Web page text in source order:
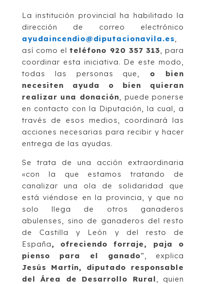
La institución provincial ha habilitado la
dirección de correo electrónico
ayudaincendio@diputacionavila.es
así como elteléfono 920 357 313 , para
coordinar esta iniciativa. De este modo,
todas las personas que,
o bien
necesiten ayuda o bien quieran
realizar una donación , puede ponerse
en contacto con la Diputación, la cual, a
través de esos medios, coordinará las
acciones necesarias para recibir y hacer
entrega de las ayudas.
Se trata de una acción extraordinaria
«con la que estamos tratando de
canalizar una ola de solidaridad que
está viéndose en la provincia, y que no
solo llega de otros ganaderos
abulenses, sino de ganaderos del resto
de Castilla y León y del resto de
España, ofreciendo forraje, paja o
pienso para el ganado”, explica
Jesús Martín, diputado responsable
del Área de Desarrollo Rural , quien